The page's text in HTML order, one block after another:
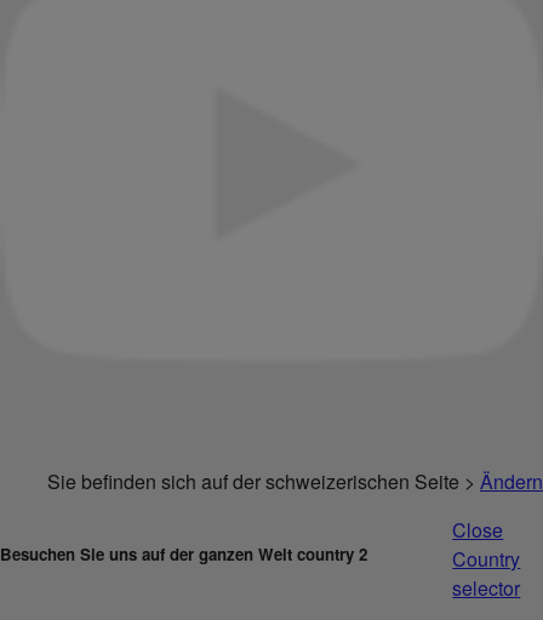
Sie befinden sich auf der schweizerischen Seite > Ändern
Besuchen Sie uns auf der ganzen Welt country 2
Close
Country
selector